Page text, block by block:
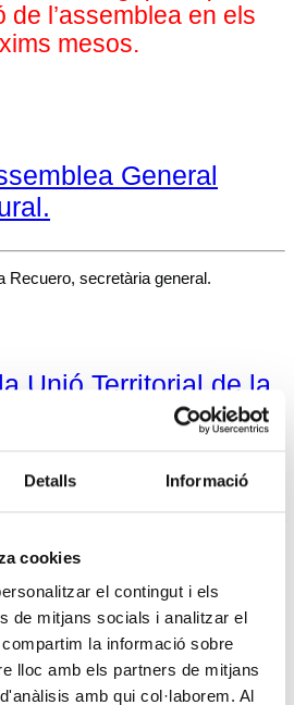
Detalls Informació
cookies
el contingut i els
de mitjans socials i analitzar el
la informació sobre
lloc amb els partners de mitjans
amb qui col·laborem. Al
de l’assemblea en els
mesos.
General
Recuero, secretària general.
Unió Territorial de la
2021 a Martorell s’ha realitzat
i amb l’assistència de les persones
dels diferents centres de